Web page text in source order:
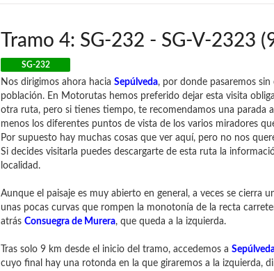
Tramo 4: SG-232 - SG-V-2323
SG-232
Nos dirigimos ahora hacia Sepúlveda, por donde pasaremos
población. En Motorutas hemos preferido dejar esta visita
otra ruta, pero si tienes tiempo, te recomendamos una parada
menos los diferentes puntos de vista de los varios miradores
Por supuesto hay muchas cosas que ver aquí, pero no nos
Si decides visitarla puedes descargarte de esta ruta la
localidad.
Aunque el paisaje es muy abierto en general, a veces se cierra
unas pocas curvas que rompen la monotonía de la recta
atrás Consuegra de Murera, que queda a la izquierda.
Tras solo 9 km desde el inicio del tramo, accedemos a
cuyo final hay una rotonda en la que giraremos a la izquierda,